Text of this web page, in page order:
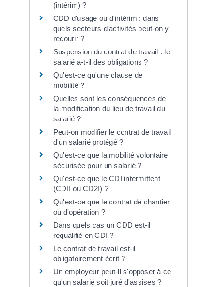
(intérim) ?
CDD d'usage ou d'intérim : dans
quels secteurs d'activités peut-on y
recourir ?
Suspension du contrat de travail : le
salarié a-t-il des obligations ?
Qu'est-ce qu'une clause de
mobilité ?
Quelles sont les conséquences de
la modification du lieu de travail du
salarié ?
Peut-on modifier le contrat de travail
d'un salarié protégé ?
Qu'est-ce que la mobilité volontaire
sécurisée pour un salarié ?
Qu'est-ce que le CDI intermittent
(CDII ou CD2I) ?
Qu'est-ce que le contrat de chantier
ou d'opération ?
Dans quels cas un CDD est-il
requalifié en CDI ?
Le contrat de travail est-il
obligatoirement écrit ?
Un employeur peut-il s'opposer à ce
qu'un salarié soit juré d'assises ?